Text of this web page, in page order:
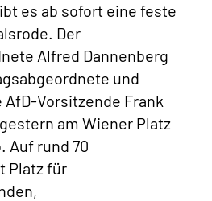
es ab sofort eine feste
Der
Alfred Dannenberg
und
Vorsitzende Frank
am Wiener Platz
Auf rund 70
Platz für